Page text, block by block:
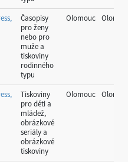
Časopisy
pro ženy
nebo pro
muže a
tiskoviny
rodinného
typu
Olomouc
Tiskoviny
pro děti a
mládež,
obrázkové
seriály a
obrázkové
tiskoviny
Olomouc